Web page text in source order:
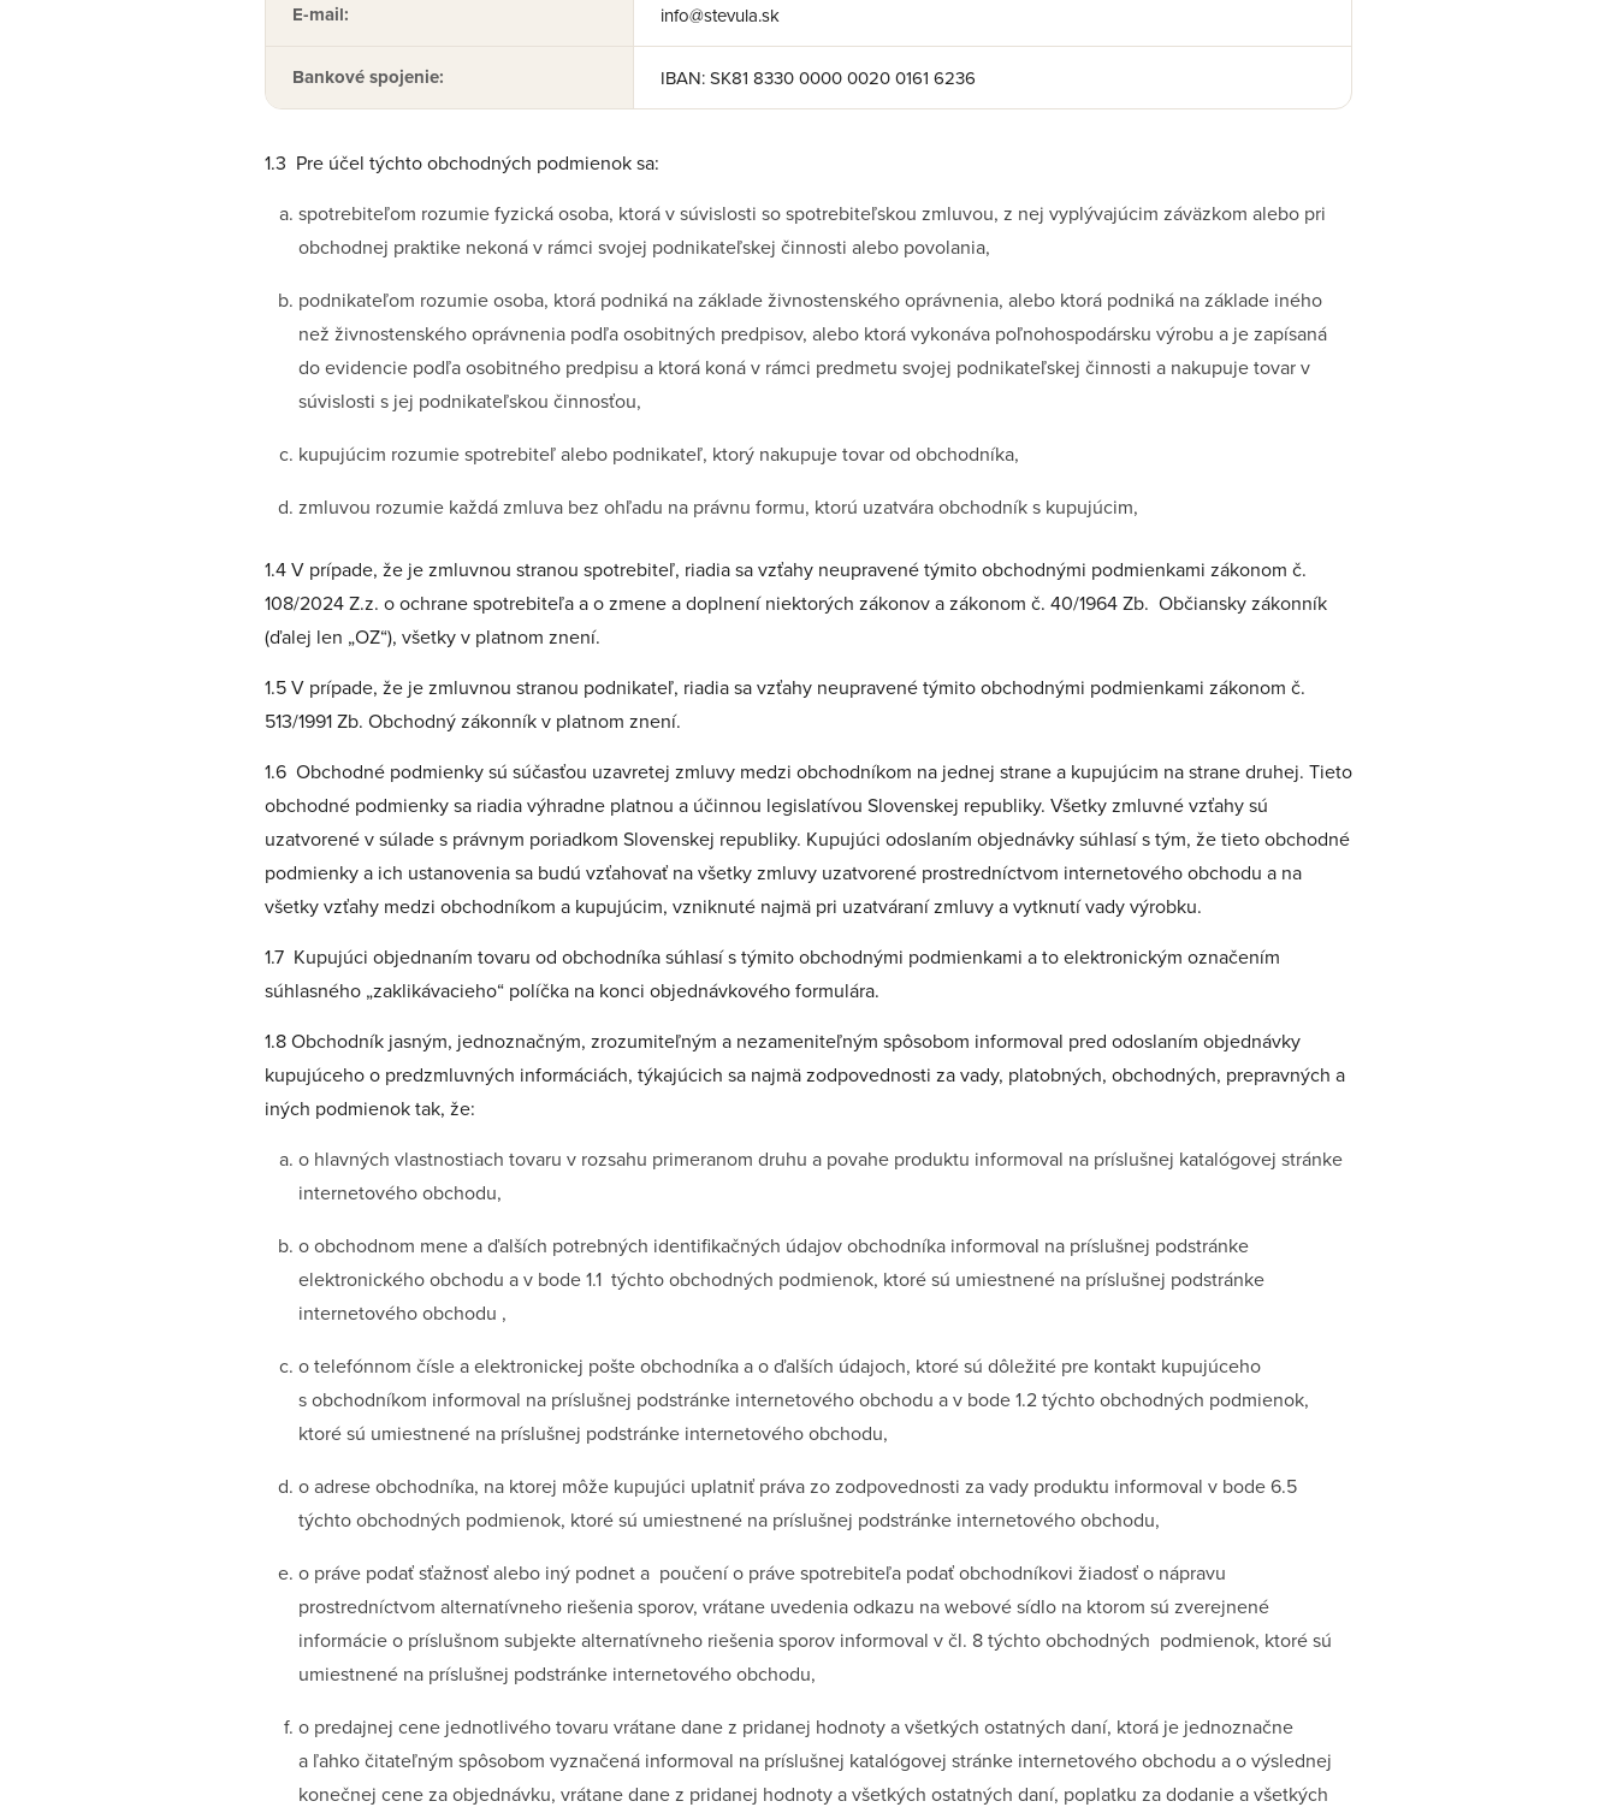
E-mail: info@stevula.sk
Bankové spojenie: IBAN: SK81 8330 0000 0020 0161 6236
1.3 Pre účel týchto obchodných podmienok sa:
spotrebiteľom rozumie fyzická osoba, ktorá v súvislosti so spotrebiteľskou zmluvou, z nej vyplývajúcim záväzkom alebo pri
obchodnej praktike nekoná v rámci svojej podnikateľskej činnosti alebo povolania,
podnikateľom rozumie osoba, ktorá podniká na základe živnostenského oprávnenia, alebo ktorá podniká na základe iného
než živnostenského oprávnenia podľa osobitných predpisov, alebo ktorá vykonáva poľnohospodársku výrobu a je zapísaná
do evidencie podľa osobitného predpisu a ktorá koná v rámci predmetu svojej podnikateľskej činnosti a nakupuje tovar v
súvislosti s jej podnikateľskou činnosťou,
kupujúcim rozumie spotrebiteľ alebo podnikateľ, ktorý nakupuje tovar od obchodníka,
zmluvou rozumie každá zmluva bez ohľadu na právnu formu, ktorú uzatvára obchodník s kupujúcim,
1.4 V prípade, že je zmluvnou stranou spotrebiteľ, riadia sa vzťahy neupravené týmito obchodnými podmienkami zákonom č.
108/2024 Z.z. o ochrane spotrebiteľa a o zmene a doplnení niektorých zákonov a zákonom č. 40/1964 Zb. Občiansky zákonník
(ďalej len „OZ“), všetky v platnom znení.
1.5 V prípade, že je zmluvnou stranou podnikateľ, riadia sa vzťahy neupravené týmito obchodnými podmienkami zákonom č.
513/1991 Zb. Obchodný zákonník v platnom znení.
1.6 Obchodné podmienky sú súčasťou uzavretej zmluvy medzi obchodníkom na jednej strane a kupujúcim na strane druhej. Tieto
obchodné podmienky sa riadia výhradne platnou a účinnou legislatívou Slovenskej republiky. Všetky zmluvné vzťahy sú
uzatvorené v súlade s právnym poriadkom Slovenskej republiky. Kupujúci odoslaním objednávky súhlasí s tým, že tieto obchodné
podmienky a ich ustanovenia sa budú vzťahovať na všetky zmluvy uzatvorené prostredníctvom internetového obchodu a na
všetky vzťahy medzi obchodníkom a kupujúcim, vzniknuté najmä pri uzatváraní zmluvy a vytknutí vady výrobku.
1.7 Kupujúci objednaním tovaru od obchodníka súhlasí s týmito obchodnými podmienkami a to elektronickým označením
súhlasného „zaklikávacieho“ políčka na konci objednávkového formulára.
1.8 Obchodník jasným, jednoznačným, zrozumiteľným a nezameniteľným spôsobom informoval pred odoslaním objednávky
kupujúceho o predzmluvných informáciách, týkajúcich sa najmä zodpovednosti za vady, platobných, obchodných, prepravných a
iných podmienok tak, že:
o hlavných vlastnostiach tovaru v rozsahu primeranom druhu a povahe produktu informoval na príslušnej katalógovej stránke
internetového obchodu,
o obchodnom mene a ďalších potrebných identifikačných údajov obchodníka informoval na príslušnej podstránke
elektronického obchodu a v bode 1.1 týchto obchodných podmienok, ktoré sú umiestnené na príslušnej podstránke
internetového obchodu ,
o telefónnom čísle a elektronickej pošte obchodníka a o ďalších údajoch, ktoré sú dôležité pre kontakt kupujúceho
s obchodníkom informoval na príslušnej podstránke internetového obchodu a v bode 1.2 týchto obchodných podmienok,
ktoré sú umiestnené na príslušnej podstránke internetového obchodu,
o adrese obchodníka, na ktorej môže kupujúci uplatniť práva zo zodpovednosti za vady produktu informoval v bode 6.5
týchto obchodných podmienok, ktoré sú umiestnené na príslušnej podstránke internetového obchodu,
o práve podať sťažnosť alebo iný podnet a poučení o práve spotrebiteľa podať obchodníkovi žiadosť o nápravu
prostredníctvom alternatívneho riešenia sporov, vrátane uvedenia odkazu na webové sídlo na ktorom sú zverejnené
informácie o príslušnom subjekte alternatívneho riešenia sporov informoval v čl. 8 týchto obchodných podmienok, ktoré sú
umiestnené na príslušnej podstránke internetového obchodu,
o predajnej cene jednotlivého tovaru vrátane dane z pridanej hodnoty a všetkých ostatných daní, ktorá je jednoznačne
a ľahko čitateľným spôsobom vyznačená informoval na príslušnej katalógovej stránke internetového obchodu a o výslednej
konečnej cene za objednávku, vrátane dane z pridanej hodnoty a všetkých ostatných daní, poplatku za dodanie a všetkých